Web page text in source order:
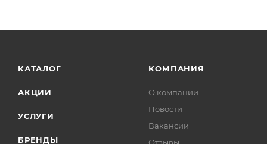
КАТАЛОГ
АКЦИИ
УСЛУГИ
БРЕНДЫ
КОМПАНИЯ
О компании
Новости
Вакансии